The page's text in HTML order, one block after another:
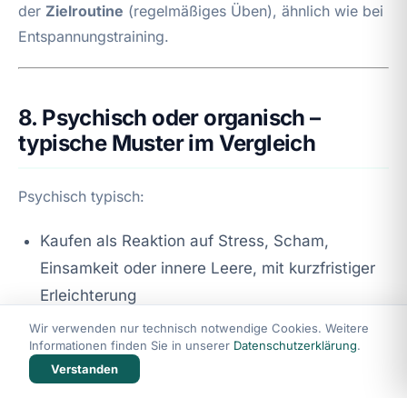
der Zielroutine (regelmäßiges Üben), ähnlich wie bei
Entspannungstraining.
8. Psychisch oder organisch –
typische Muster im Vergleich
Psychisch typisch:
Kaufen als Reaktion auf Stress, Scham,
Einsamkeit oder innere Leere, mit kurzfristiger
Erleichterung
Trigger durch Online‑Umgebung, Werbung,
Routinen; starke Gewohnheitsschleifen
Wir verwenden nur technisch notwendige Cookies. Weitere
Informationen finden Sie in unserer Datenschutzerklärung.
Verstanden